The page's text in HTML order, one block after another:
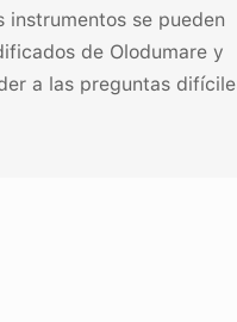
instrumentos se pueden
de Olodumare y
a las preguntas